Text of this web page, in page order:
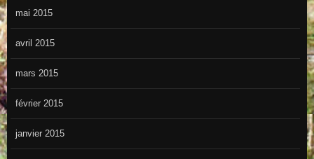
mai 2015
avril 2015
mars 2015
février 2015
janvier 2015